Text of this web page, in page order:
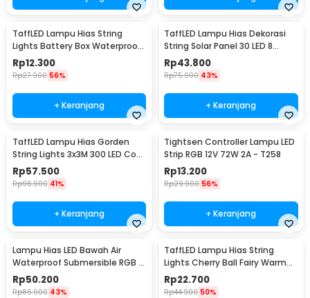
TaffLED Lampu Hias String
Lights Battery Box Waterproof
50 LED 5M - G5
Rp12.300
Rp27.900 56%
+ Keranjang
TaffLED Lampu Hias Dekorasi
String Solar Panel 30 LED 8
Mode 6.5M - 896
Rp43.800
Rp75.900 43%
+ Keranjang
TaffLED Lampu Hias Gorden
String Lights 3x3M 300 LED Cool
White 18W - 300L
Rp57.500
Rp96.900 41%
+ Keranjang
Tightsen Controller Lampu LED
Strip RGB 12V 72W 2A - T258
Rp13.200
Rp29.900 56%
+ Keranjang
Lampu Hias LED Bawah Air
Waterproof Submersible RGB 2
PCS with Remote - 13017
Rp50.200
Rp86.900 43%
TaffLED Lampu Hias String
Lights Cherry Ball Fairy Warm
White 5M - LY20W
Rp22.700
Rp44.900 50%